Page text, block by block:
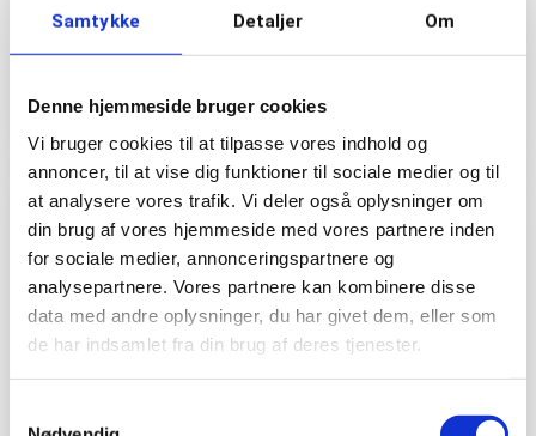
Samtykke Detaljer Om
Denne hjemmeside bruger cookies
Vi bruger cookies til at tilpasse vores indhold og
annoncer, til at vise dig funktioner til sociale medier og til
at analysere vores trafik. Vi deler også oplysninger om
din brug af vores hjemmeside med vores partnere inden
for sociale medier, annonceringspartnere og
analysepartnere. Vores partnere kan kombinere disse
data med andre oplysninger, du har givet dem, eller som
de har indsamlet fra din brug af deres tjenester.
nordsjællandske entreprenørvirksomhed
HHM A/S. Efter 20 år som adm. direktør
giver Svend Pedersen stafetten...
Læs mere